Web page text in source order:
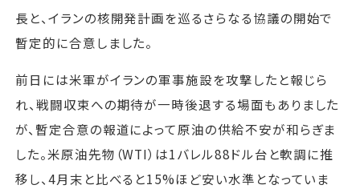
長と、イランの核開発計画を巡るさらなる協議の開始で
暫定的に合意しました。
前日には米軍がイランの軍事施設を攻撃したと報じら
れ、戦闘収束への期待が一時後退する場面もありました
が、暫定合意の報道によって原油の供給不安が和らぎま
した。米原油先物（WTI）は1バレル88ドル台と軟調に推
移し、4月末と比べると15%ほど安い水準となっていま